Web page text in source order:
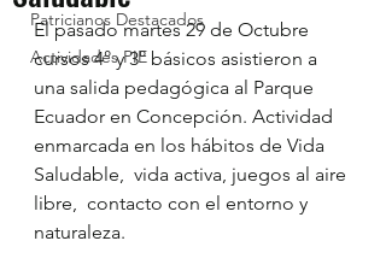
Patricianos Destacados
Actividades PIE
El pasado martes 29 de Octubre
cursos 4° y 3° básicos asistieron a
una salida pedagógica al Parque
Ecuador en Concepción. Actividad
enmarcada en los hábitos de Vida
Saludable,  vida activa, juegos al aire
libre,  contacto con el entorno y
naturaleza.